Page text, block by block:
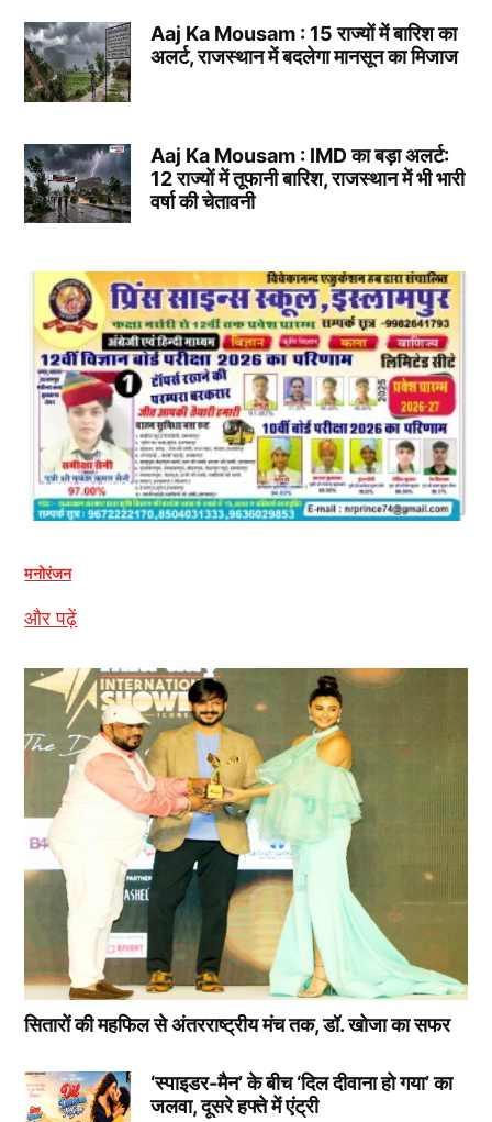
Aaj Ka Mousam : 15 राज्यों में बारिश का
अलर्ट, राजस्थान में बदलेगा मानसून का मिजाज
Aaj Ka Mousam : IMD का बड़ा अलर्ट:
12 राज्यों में तूफानी बारिश, राजस्थान में भी भारी
वर्षा की चेतावनी
मनोरंजन
और पढ़ें
सितारों की महफिल से अंतरराष्ट्रीय मंच तक, डॉ. खोजा का सफर
‘स्पाइडर-मैन’ के बीच ‘दिल दीवाना हो गया’ का
जलवा, दूसरे हफ्ते में एंट्री